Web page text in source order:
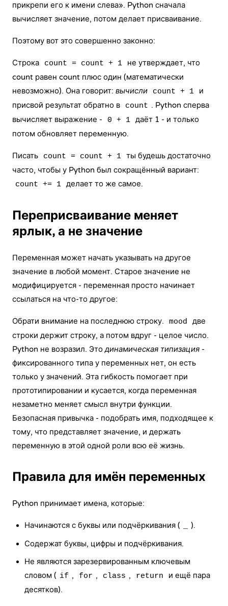
прикрепи его к имени слева». Python сначала
вычисляет значение, потом делает присваивание.
Поэтому вот это совершенно законно:
Строка count = count + 1
не утверждает, что
count равен count плюс один (математически
невозможно). Она говорит: вычисли count + 1
и
присвой результат обратно в
count . Python сперва
вычисляет выражение -
0 + 1 даёт 1 - и только
потом обновляет переменную.
Писать count = count + 1 ты будешь достаточно
часто, чтобы у Python был сокращённый вариант:
count += 1 делает то же самое.
Переприсваивание меняет
ярлык, а не значение
Переменная может начать указывать на другое
значение в любой момент. Старое значение не
модифицируется - переменная просто начинает
ссылаться на что-то другое:
Обрати внимание на последнюю строку. mood
две
строки держит строку, а потом вдруг - целое число.
Python не возразил. Этодинамическая типизация -
фиксированного типа у переменных нет, он есть
только у значений. Эта гибкость помогает при
прототипировании и кусается, когда переменная
незаметно меняет смысл внутри функции.
Безопасная привычка - подобрать имя, подходящее к
тому, что представляет значение, и держать
переменную в этой одной роли всю её жизнь.
Правила для имён переменных
Python принимает имена, которые:
Начинаются с буквы или подчёркивания (
).
Содержат буквы, цифры и подчёркивания.
Не являются зарезервированным ключевым
словом ( if , for , class , return
и ещё пара
десятков).